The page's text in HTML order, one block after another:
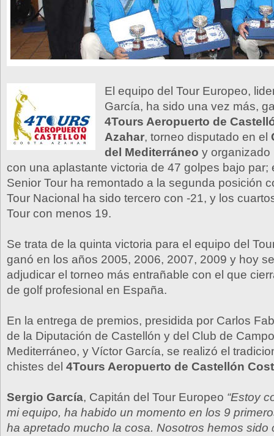
El equipo del Tour Europeo,
García, ha sido una vez más,
4Tours Aeropuerto de
Azahar, torneo disputado en el
del Mediterráneo y organizado
con una aplastante victoria de 47 golpes bajo par;
Senior Tour ha remontado a la segunda posición
Tour Nacional ha sido tercero con -21, y los
Tour con menos 19.
Se trata de la quinta victoria para el equipo del
ganó en los años 2005, 2006, 2007, 2009 y hoy
adjudicar el torneo más entrañable con el que
de golf profesional en España.
En la entrega de premios, presidida por Carlos
de la Diputación de Castellón y del Club de
Mediterráneo, y Víctor García, se realizó el
chistes del 4Tours Aeropuerto de Castellón
Sergio García, Capitán del Tour Europeo “Estoy
mi equipo, ha habido un momento en los 9
ha apretado mucho la cosa. Nosotros hemos sido